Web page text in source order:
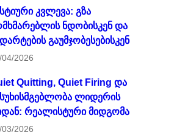
კვლევა: გზა
ნდობისკენ და
გაუმჯობესებისკენ
04/2026
Quitting, Quiet Firing და
ლიდერის
რეალისტური მიდგომა
03/2026